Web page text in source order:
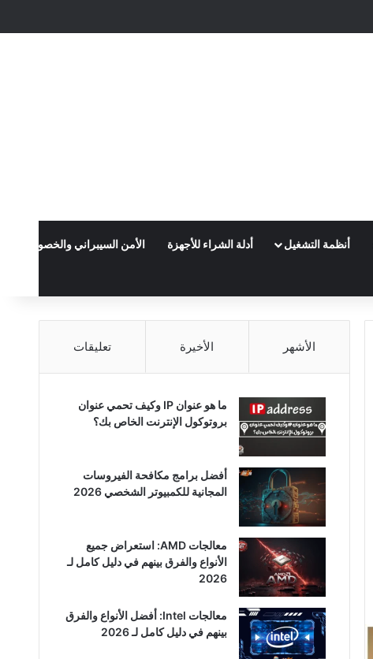
أنظمة التشغيل أدلة الشراء للأجهزة الأمن السيبراني والخصوصية
الأشهر الأخيرة تعليقات
ما هو عنوان IP وكيف تحمي عنوان
بروتوكول الإنترنت الخاص بك؟
أفضل برامج مكافحة الفيروسات
المجانية للكمبيوتر الشخصي 2026
معالجات AMD: استعراض جميع
الأنواع والفرق بينهم في دليل كامل لـ
2026
معالجات Intel: أفضل الأنواع والفرق
بينهم في دليل كامل لـ 2026